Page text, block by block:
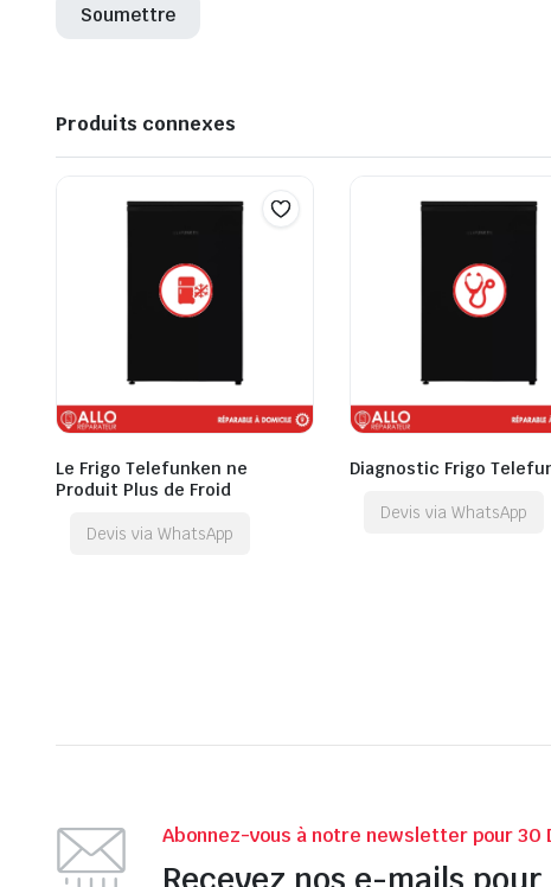
Produits connexes
Le Frigo Telefunken ne
Produit Plus de Froid
Devis via WhatsApp
Diagnostic Frigo
Devis via WhatsApp
Abonnez-vous à notre newsletter pour 30